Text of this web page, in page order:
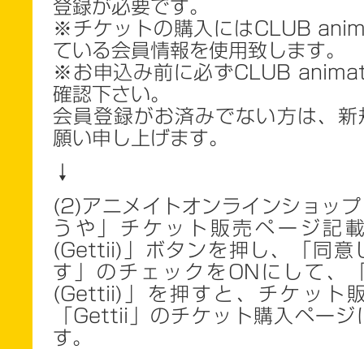
登録が必要です。
※チケットの購入にはCLUB
ている会員情報を使用致します。
※お申込み前に必ずCLUB
確認下さい。
会員登録がお済みでない方は、
願い申し上げます。
↓
(2)アニメイトオンラインショッ
うや」チケット販売ページ記
(Gettii)」ボタンを押し、「同意
す」のチェックをONにして、
(Gettii)」を押すと、チケット
「Gettii」のチケット購入ページ
す。